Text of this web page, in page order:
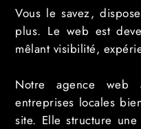
Vous le savez,
plus. Le web est
mêlant visibilité,
Notre agence web
entreprises locales
site. Elle structure